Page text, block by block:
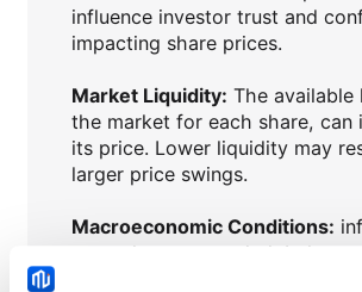
influence investor trust and
impacting share prices.
Market Liquidity: The available
the market for each share, can
its price. Lower liquidity may
larger price swings.
Macroeconomic Conditions:
unemployment, and global
trends, can impact investor